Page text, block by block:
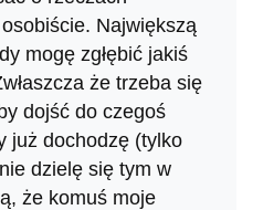
Największą
mogę zgłębić jakiś
że trzeba się
dojść do czegoś
już dochodzę (tylko
dzielę się tym w
że komuś moje